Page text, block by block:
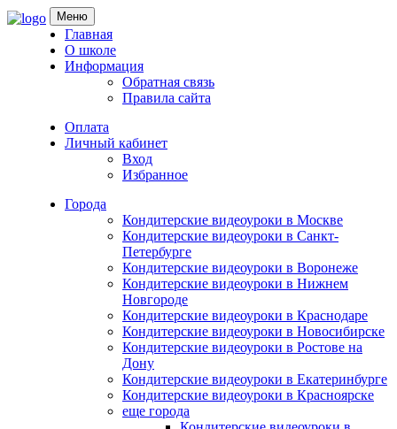
Skip
to
Меню
Главная
О школе
Информация
Обратная связь
Правила сайта
Оплата
Личный кабинет
Вход
Избранное
Города
Кондитерские видеоуроки в Москве
Кондитерские видеоуроки в Санкт-
Петербурге
Кондитерские видеоуроки в Воронеже
Кондитерские видеоуроки в Нижнем
Новгороде
Кондитерские видеоуроки в Краснодаре
Кондитерские видеоуроки в Новосибирске
Кондитерские видеоуроки в Ростове на
Дону
Кондитерские видеоуроки в Екатеринбурге
Кондитерские видеоуроки в Красноярске
еще города